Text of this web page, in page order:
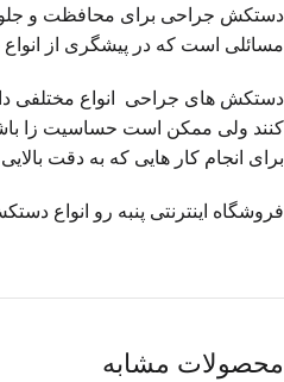
دستکش جراحی برای محافظت و
مسائلی است که در پیشگری از
دستکش های جراحی انواع مختلفی
کنند ولی ممکن است حساسیت زا
برای انجام کار هایی که به دقت
فروشگاه اینترنتی پنبه رو انواع
محصولات مشابه